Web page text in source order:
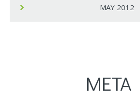
MAY 2012
META